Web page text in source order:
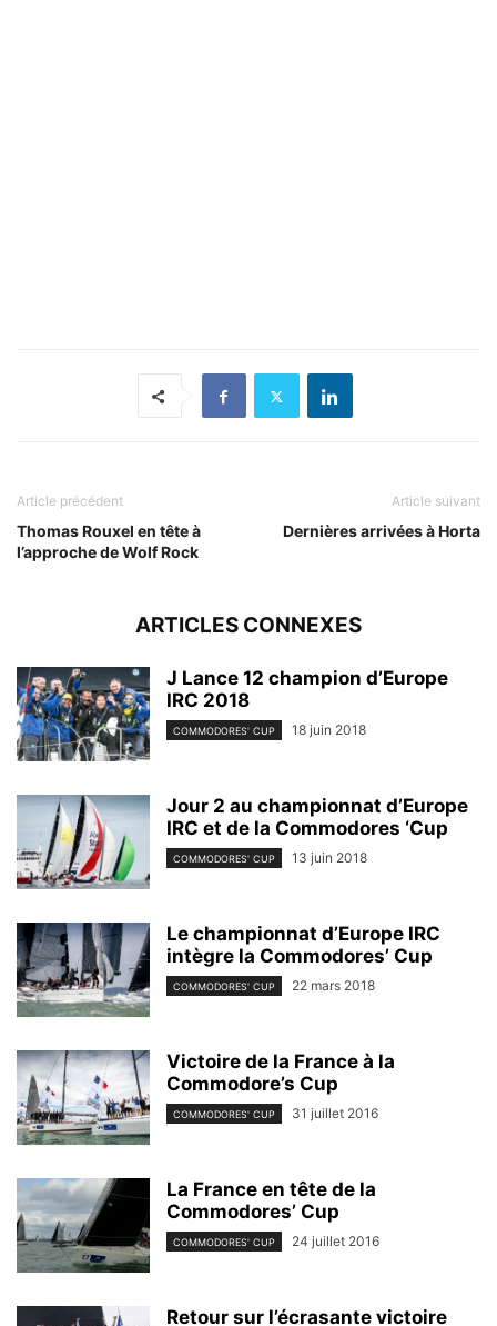
Article précédent
Thomas Rouxel en tête à
l’approche de Wolf Rock
Article suivant
Dernières arrivées à Horta
ARTICLES CONNEXES
J Lance 12 champion d’Europe
IRC 2018
COMMODORES' CUP 18 juin 2018
Jour 2 au championnat d’Europe
IRC et de la Commodores ‘Cup
COMMODORES' CUP 13 juin 2018
Le championnat d’Europe IRC
intègre la Commodores’ Cup
COMMODORES' CUP 22 mars 2018
Victoire de la France à la
Commodore’s Cup
COMMODORES' CUP 31 juillet 2016
La France en tête de la
Commodores’ Cup
COMMODORES' CUP 24 juillet 2016
Retour sur l’écrasante victoire